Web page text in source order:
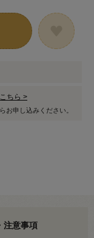
ちら >
お申し込みください。
注意事項